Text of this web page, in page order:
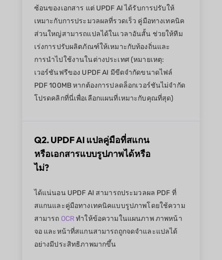
ซ้อนของเอกสาร แต่ UPDF AI ได้รับการปรับให้
เหมาะกับการประมวลผลที่รวดเร็ว คู่มือทางเทคนิค
ส่วนใหญ่สามารถแปลได้ในเวลาอันสั้น ช่วยให้ทีม
เร่งการปรับผลิตภัณฑ์ให้เหมาะกับท้องถิ่นและ
การนำไปใช้งานในต่างประเทศ (หมายเหตุ:
เวอร์ชันฟรีของ UPDF AI มีขีดจำกัดขนาดไฟล์
PDF 100MB หากต้องการปลดล็อกเวอร์ชันไม่จำกัด
โปรดคลิกที่นี่เพื่อเลือกแผนที่เหมาะกับคุณที่สุด)
Q2. UPDF AI แปลคู่มือที่สแกน
หรือเอกสารแบบรูปภาพได้หรือ
ไม่?
ได้แน่นอน UPDF AI สามารถประมวลผล PDF ที่
สแกนและคู่มือทางเทคนิคแบบรูปภาพโดยใช้ความ
สามารถ OCRทำให้ข้อความในแผนภาพ ภาพหน้า
จอ และหน้าที่สแกนสามารถถูกจดจำและแปลได้
อย่างมีประสิทธิภาพมากขึ้น